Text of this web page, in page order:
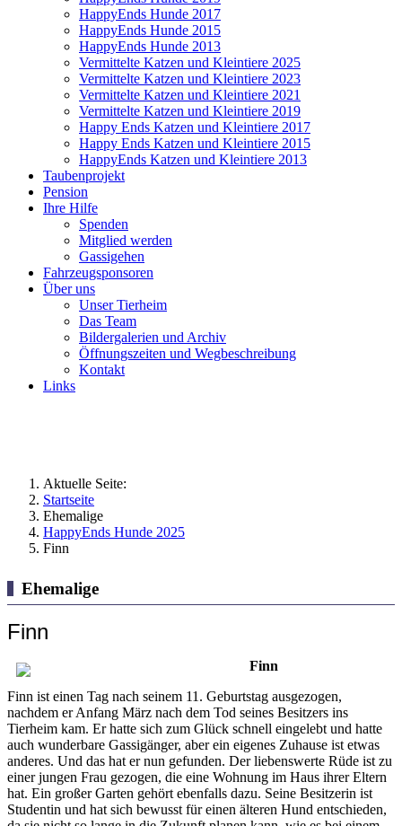
HappyEnds Hunde 2017
HappyEnds Hunde 2015
HappyEnds Hunde 2013
Vermittelte Katzen und Kleintiere 2025
Vermittelte Katzen und Kleintiere 2023
Vermittelte Katzen und Kleintiere 2021
Vermittelte Katzen und Kleintiere 2019
Happy Ends Katzen und Kleintiere 2017
Happy Ends Katzen und Kleintiere 2015
HappyEnds Katzen und Kleintiere 2013
Taubenprojekt
Pension
Ihre Hilfe
Spenden
Mitglied werden
Gassigehen
Fahrzeugsponsoren
Über uns
Unser Tierheim
Das Team
Bildergalerien und Archiv
Öffnungszeiten und Wegbeschreibung
Kontakt
Links
Aktuelle Seite:
Startseite
Ehemalige
HappyEnds Hunde 2025
Finn
Ehemalige
Finn
Finn
Finn ist einen Tag nach seinem 11. Geburtstag ausgezogen,
nachdem er Anfang März nach dem Tod seines Besitzers ins
Tierheim kam. Er hatte sich zum Glück schnell eingelebt und hatte
auch wunderbare Gassigänger, aber ein eigenes Zuhause ist etwas
anderes. Und das hat er nun gefunden. Der liebenswerte Rüde ist zu
einer jungen Frau gezogen, die eine Wohnung im Haus ihrer Eltern
hat. Ein großer Garten gehört ebenfalls dazu. Seine Besitzerin ist
Studentin und hat sich bewusst für einen älteren Hund entschieden,